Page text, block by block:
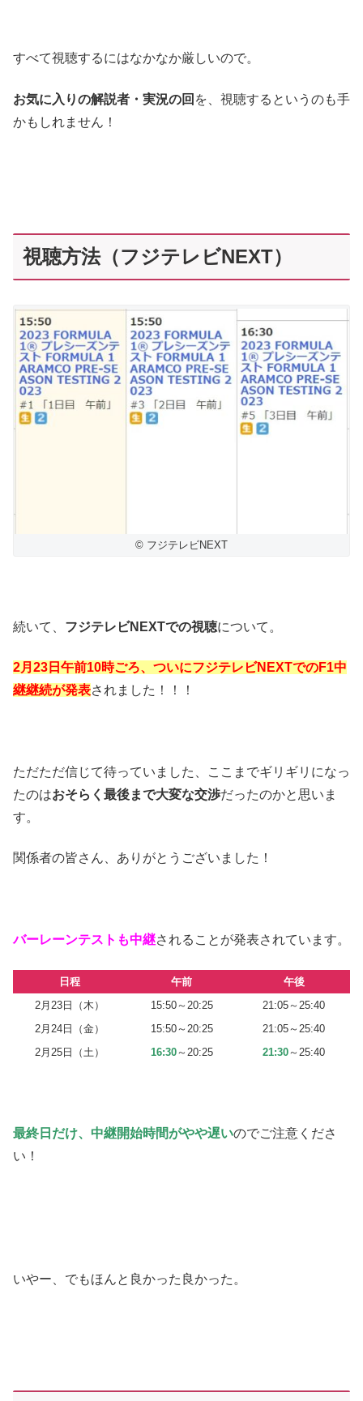
すべて視聴するにはなかなか厳しいので。
お気に入りの解説者・実況の回 を、視聴するというのも手
かもしれません！
視聴方法（フジテレビNEXT）
© フジテレビNEXT
続いて、 フジテレビNEXTでの視聴について。
2月23日午前10時ごろ、ついにフジテレビNEXTでのF1中
継継続が発表されました！！！
ただただ信じて待っていました、ここまでギリギリになっ
たのはおそらく最後まで大変な交渉だったのかと思いま
す。
関係者の皆さん、ありがとうございました！
バーレーンテストも中継されることが発表されています。
日程 午前
午後
2月23日（木）
15:50～20:25
21:05～25:40
2月24日（金）
15:50～20:25
21:05～25:40
2月25日（土）
16:30～20:25 21:30～25:40
最終日だけ、中継開始時間がやや遅いのでご注意くださ
い！
いやー、でもほんと良かった良かった。